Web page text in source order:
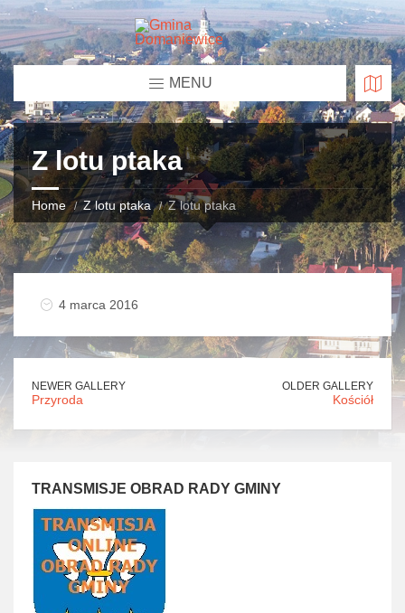
MENU
Z lotu ptaka
Home Z lotu ptaka Z lotu ptaka
4 marca 2016
NEWER GALLERY
Przyroda
OLDER GALLERY
Kościół
TRANSMISJE OBRAD RADY GMINY